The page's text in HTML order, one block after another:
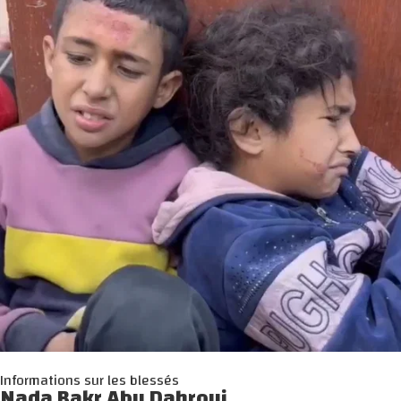
Informations sur les blessés